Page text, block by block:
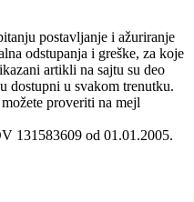
postavljanje i ažuriranje
odstupanja i greške, za koje
artikli na sajtu su deo
dostupni u svakom trenutku.
proveriti na mejl
131583609 od 01.01.2005.